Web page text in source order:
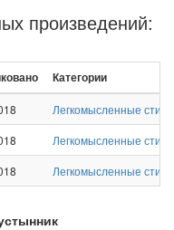
произведений:
Категории
Легкомысленные стихи
Легкомысленные стихи
Легкомысленные стихи